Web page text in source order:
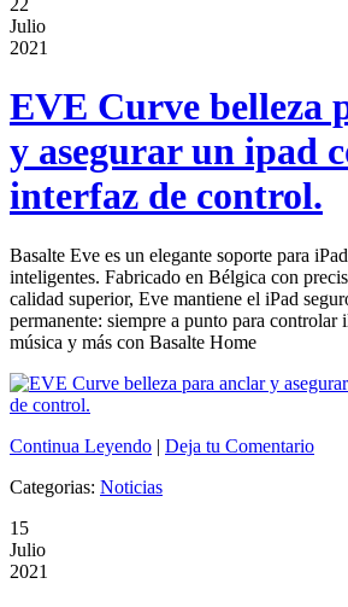
Julio
2021
EVE Curve belleza
y asegurar un ipad
interfaz de control.
Basalte Eve es un elegante soporte para
inteligentes. Fabricado en Bélgica con
calidad superior, Eve mantiene el iPad
permanente: siempre a punto para controlar
música y más con Basalte Home
Continua Leyendo | Deja tu Comentario
Categorias: Noticias
15
Julio
2021